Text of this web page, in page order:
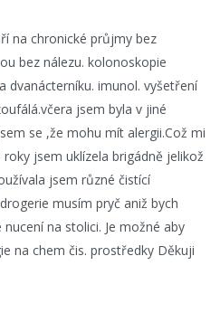
na chronické průjmy bez
bez nálezu. kolonoskopie
dvanácterníku. imunol. vyšetření
jsem byla v jiné
se ,že mohu mít alergii.Což mi
jsem uklízela brigádně jelikož
jsem různé čistící
musím pryč aniž bych
na stolici. Je možné aby
na chem čis. prostředky Děkuji